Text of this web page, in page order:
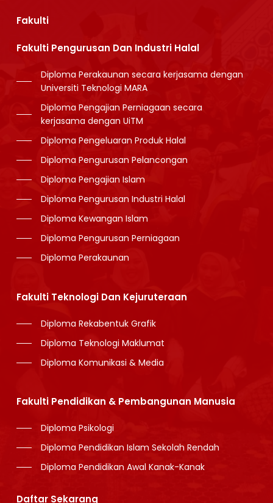
Fakulti
Fakulti Pengurusan Dan Industri Halal
Diploma Perakaunan secara kerjasama dengan
Universiti Teknologi MARA
Diploma Pengajian Perniagaan secara
kerjasama dengan UiTM
Diploma Pengeluaran Produk Halal
Diploma Pengurusan Pelancongan
Diploma Pengajian Islam
Diploma Pengurusan Industri Halal
Diploma Kewangan Islam
Diploma Pengurusan Perniagaan
Diploma Perakaunan
Fakulti Teknologi Dan Kejuruteraan
Diploma Rekabentuk Grafik
Diploma Teknologi Maklumat
Diploma Komunikasi & Media
Fakulti Pendidikan & Pembangunan Manusia
Diploma Psikologi
Diploma Pendidikan Islam Sekolah Rendah
Diploma Pendidikan Awal Kanak-Kanak
Daftar Sekarang